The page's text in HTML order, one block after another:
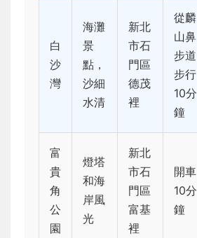
白
沙
灣
海灘
景
點，
沙細
水清
新北
市石
門區
德茂
裡
從麟
山鼻
步道
步行
10分
鐘
富
貴
角
公
園
燈塔
和海
岸風
光
新北
市石
門區
富基
裡
開車
10分
鐘